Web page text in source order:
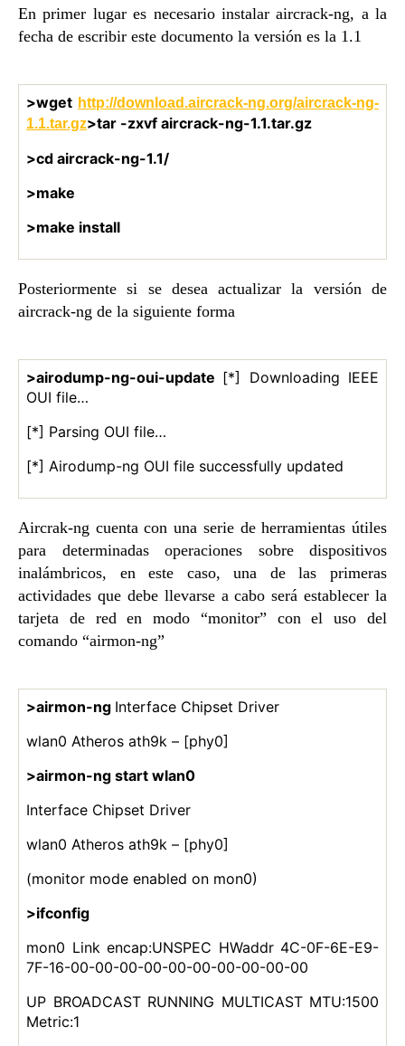
En primer lugar es necesario instalar aircrack-ng, a la
fecha de escribir este documento la versión es la 1.1
>wget http://download.aircrack-ng.org/aircrack-ng-
1.1.tar.gz>tar -zxvf aircrack-ng-1.1.tar.gz
>cd aircrack-ng-1.1/
>make
>make install
Posteriormente si se desea actualizar la versión de
aircrack-ng de la siguiente forma
>airodump-ng-oui-update [*] Downloading IEEE
OUI file…
[*] Parsing OUI file…
[*] Airodump-ng OUI file successfully updated
Aircrak-ng cuenta con una serie de herramientas útiles
para determinadas operaciones sobre dispositivos
inalámbricos, en este caso, una de las primeras
actividades que debe llevarse a cabo será establecer la
tarjeta de red en modo “monitor” con el uso del
comando “airmon-ng”
>airmon-ng Interface Chipset Driver
wlan0 Atheros ath9k – [phy0]
>airmon-ng start wlan0
Interface Chipset Driver
wlan0 Atheros ath9k – [phy0]
(monitor mode enabled on mon0)
>ifconfig
mon0 Link encap:UNSPEC HWaddr 4C-0F-6E-E9-
7F-16-00-00-00-00-00-00-00-00-00-00
UP BROADCAST RUNNING MULTICAST MTU:1500
Metric:1